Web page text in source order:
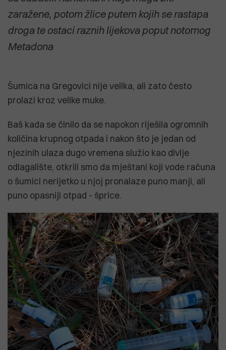
zaražene, potom žlice putem kojih se rastapa
droga te ostaci raznih lijekova poput notornog
Metadona
Šumica na Gregovici nije velika, ali zato često
prolazi kroz velike muke.
Baš kada se činilo da se napokon riješila ogromnih
količina krupnog otpada i nakon što je jedan od
njezinih ulaza dugo vremena služio kao divlje
odlagalište, otkrili smo da mještani koji vode računa
o šumici nerijetko u njoj pronalaze puno manji, ali
puno opasniji otpad - šprice.